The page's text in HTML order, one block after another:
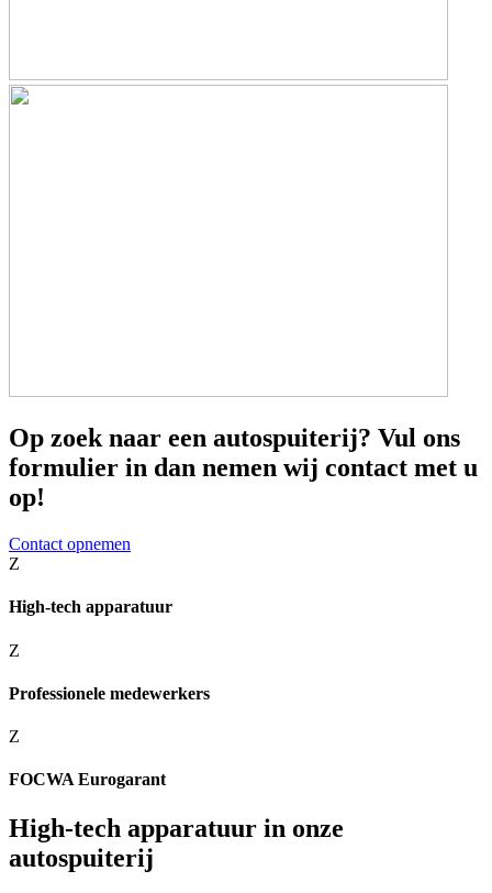
Op zoek naar een autospuiterij? Vul ons
formulier in dan nemen wij contact met u
op!
Contact opnemen
Z
High-tech apparatuur
Z
Professionele medewerkers
Z
FOCWA Eurogarant
High-tech apparatuur in onze
autospuiterij